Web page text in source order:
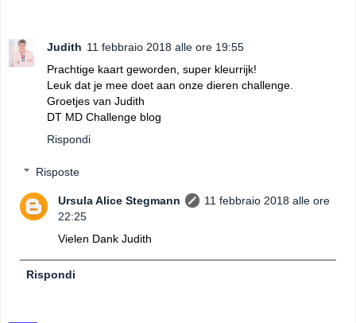
Judith 11 febbraio 2018 alle ore 19:55
Prachtige kaart geworden, super kleurrijk!
Leuk dat je mee doet aan onze dieren challenge.
Groetjes van Judith
DT MD Challenge blog
Rispondi
Risposte
Ursula Alice Stegmann
11 febbraio 2018 alle ore
22:25
Vielen Dank Judith
Rispondi